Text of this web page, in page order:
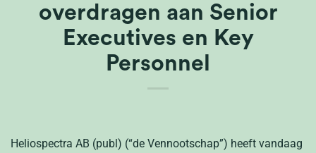
overdragen aan Senior
Executives en Key
Personnel
Heliospectra AB (publ) (“de Vennootschap”) heeft vandaag